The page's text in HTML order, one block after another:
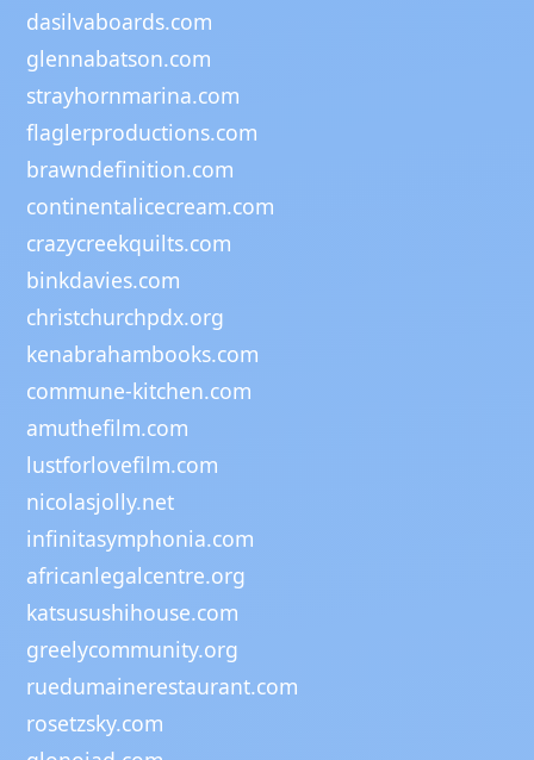
dasilvaboards.com
glennabatson.com
strayhornmarina.com
flaglerproductions.com
brawndefinition.com
continentalicecream.com
crazycreekquilts.com
binkdavies.com
christchurchpdx.org
kenabrahambooks.com
commune-kitchen.com
amuthefilm.com
lustforlovefilm.com
nicolasjolly.net
infinitasymphonia.com
africanlegalcentre.org
katsusushihouse.com
greelycommunity.org
ruedumainerestaurant.com
rosetzsky.com